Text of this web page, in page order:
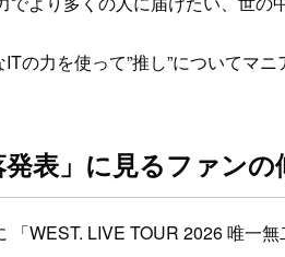
の力を使って”推し”についてマ
表」に見るファンの
WEST. LIVE TOUR 2026 唯